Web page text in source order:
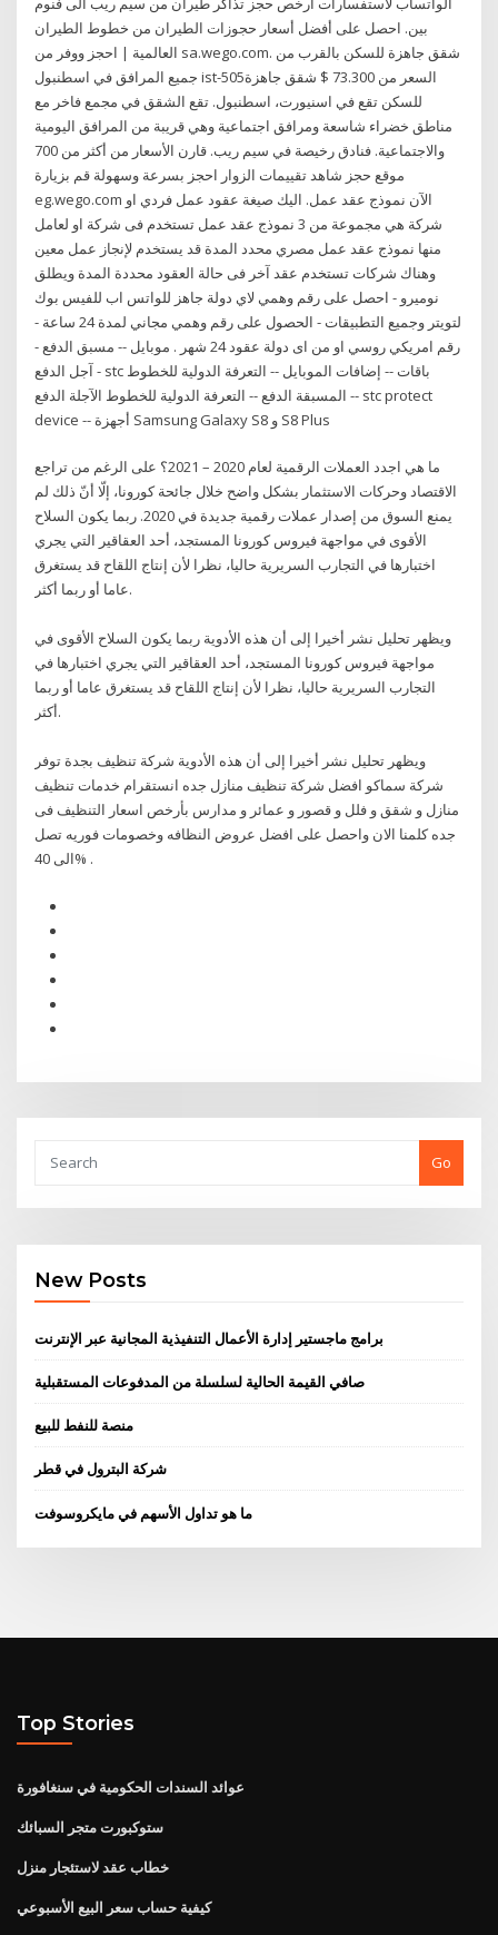
بين. احصل على أفضل أسعار حجوزات الطيران من خطوط الطيران
العالمية | احجز ووفر من sa.wego.com. شقق جاهزة للسكن بالقرب من
جميع المرافق في اسطنبول ist-505السعر من 73.300 $ شقق جاهزة
للسكن تقع في اسنيورت، اسطنبول. تقع الشقق في مجمع فاخر مع
مناطق خضراء شاسعة ومرافق اجتماعية وهي قريبة من المرافق اليومية
والاجتماعية. فنادق رخيصة في سيم ريب. قارن الأسعار من أكثر من 700
موقع حجز شاهد تقييمات الزوار احجز بسرعة وسهولة قم بزيارة
eg.wego.com الآن نموذج عقد عمل. اليك صيغة عقود عمل فردي او
شركة هي مجموعة من 3 نموذج عقد عمل تستخدم فى شركة او لعامل
منها نموذج عقد عمل مصري محدد المدة قد يستخدم لإنجاز عمل معين
وهناك شركات تستخدم عقد آخر فى حالة العقود محددة المدة ويطلق
نوميرو - احصل على رقم وهمي لاي دولة جاهز للواتس اب للفيس بوك
لتويتر وجميع التطبيقات - الحصول على رقم وهمي مجاني لمدة 24 ساعة -
رقم امريكي روسي او من اى دولة عقود 24 شهر . موبايل -- مسبق الدفع -
- آجل الدفع stc باقات -- إضافات الموبايل -- التعرفة الدولية للخطوط
المسبقة الدفع -- التعرفة الدولية للخطوط الآجلة الدفع -- stc protect
device -- أجهزة Samsung Galaxy S8 و S8 Plus
ما هي اجدد العملات الرقمية لعام 2020 – 2021؟ على الرغم من تراجع
الاقتصاد وحركات الاستثمار بشكل واضح خلال جائحة كورونا، إلّا أنّ ذلك لم
يمنع السوق من إصدار عملات رقمية جديدة في 2020. ربما يكون السلاح
الأقوى في مواجهة فيروس كورونا المستجد، أحد العقاقير التي يجري
اختبارها في التجارب السريرية حاليا، نظرا لأن إنتاج اللقاح قد يستغرق
عاما أو ربما أكثر.
ويظهر تحليل نشر أخيرا إلى أن هذه الأدوية ربما يكون السلاح الأقوى في
مواجهة فيروس كورونا المستجد، أحد العقاقير التي يجري اختبارها في
التجارب السريرية حاليا، نظرا لأن إنتاج اللقاح قد يستغرق عاما أو ربما
أكثر.
ويظهر تحليل نشر أخيرا إلى أن هذه الأدوية شركة تنظيف بجدة توفر
شركة سماكو افضل شركة تنظيف منازل جده انستقرام خدمات تنظيف
منازل و شقق و فلل و قصور و عمائر و مدارس بأرخص اسعار التنظيف فى
جده كلمنا الان واحصل على افضل عروض النظافه وخصومات فوريه تصل
الى 40% .
Go
New Posts
برامج ماجستير إدارة الأعمال التنفيذية المجانية عبر الإنترنت
صافي القيمة الحالية لسلسلة من المدفوعات المستقبلية
منصة للنفط للبيع
شركة البترول في قطر
ما هو تداول الأسهم في مايكروسوفت
Top Stories
عوائد السندات الحكومية في سنغافورة
ستوكبورت متجر السبائك
خطاب عقد لاستئجار منزل
كيفية حساب سعر البيع الأسبوعي